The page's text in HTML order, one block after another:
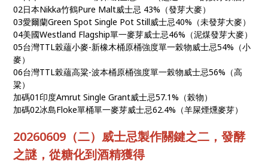
02日本Nikka竹鶴Pure Malt威士忌 43%（發芽大麥）
03愛爾蘭Green Spot Single Pot Still威士忌40%（未發芽大麥）
04美國Westland Flagship單一麥芽威士忌46%（泥煤發芽大麥）
05台灣TTL榖蘊小麥-新橡木桶原桶強度單一榖物威士忌54%（小
麥）
06台灣TTL榖蘊高粱-波本桶原桶強度單一榖物威士忌56%（高
粱）
加碼01印度Amrut Single Grant威士忌57.1%（榖物）
加碼02冰島Floke單桶單一麥芽威士忌62.4%（羊屎煙燻麥芽）
20260609（二）威士忌製作關鍵之二，發酵
之謎，從糖化到酒精獲得